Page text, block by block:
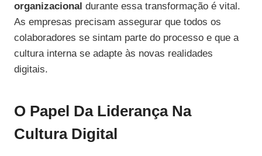
organizacional durante essa transformação é vital.
As empresas precisam assegurar que todos os
colaboradores se sintam parte do processo e que a
cultura interna se adapte às novas realidades
digitais.
O Papel Da Liderança Na
Cultura Digital